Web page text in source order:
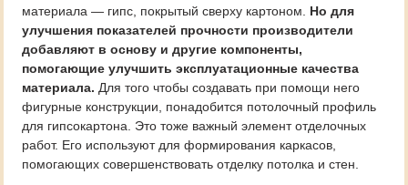
материала — гипс, покрытый сверху картоном. Но для
улучшения показателей прочности производители
добавляют в основу и другие компоненты,
помогающие улучшить эксплуатационные качества
материала. Для того чтобы создавать при помощи него
фигурные конструкции, понадобится потолочный профиль
для гипсокартона. Это тоже важный элемент отделочных
работ. Его используют для формирования каркасов,
помогающих совершенствовать отделку потолка и стен.